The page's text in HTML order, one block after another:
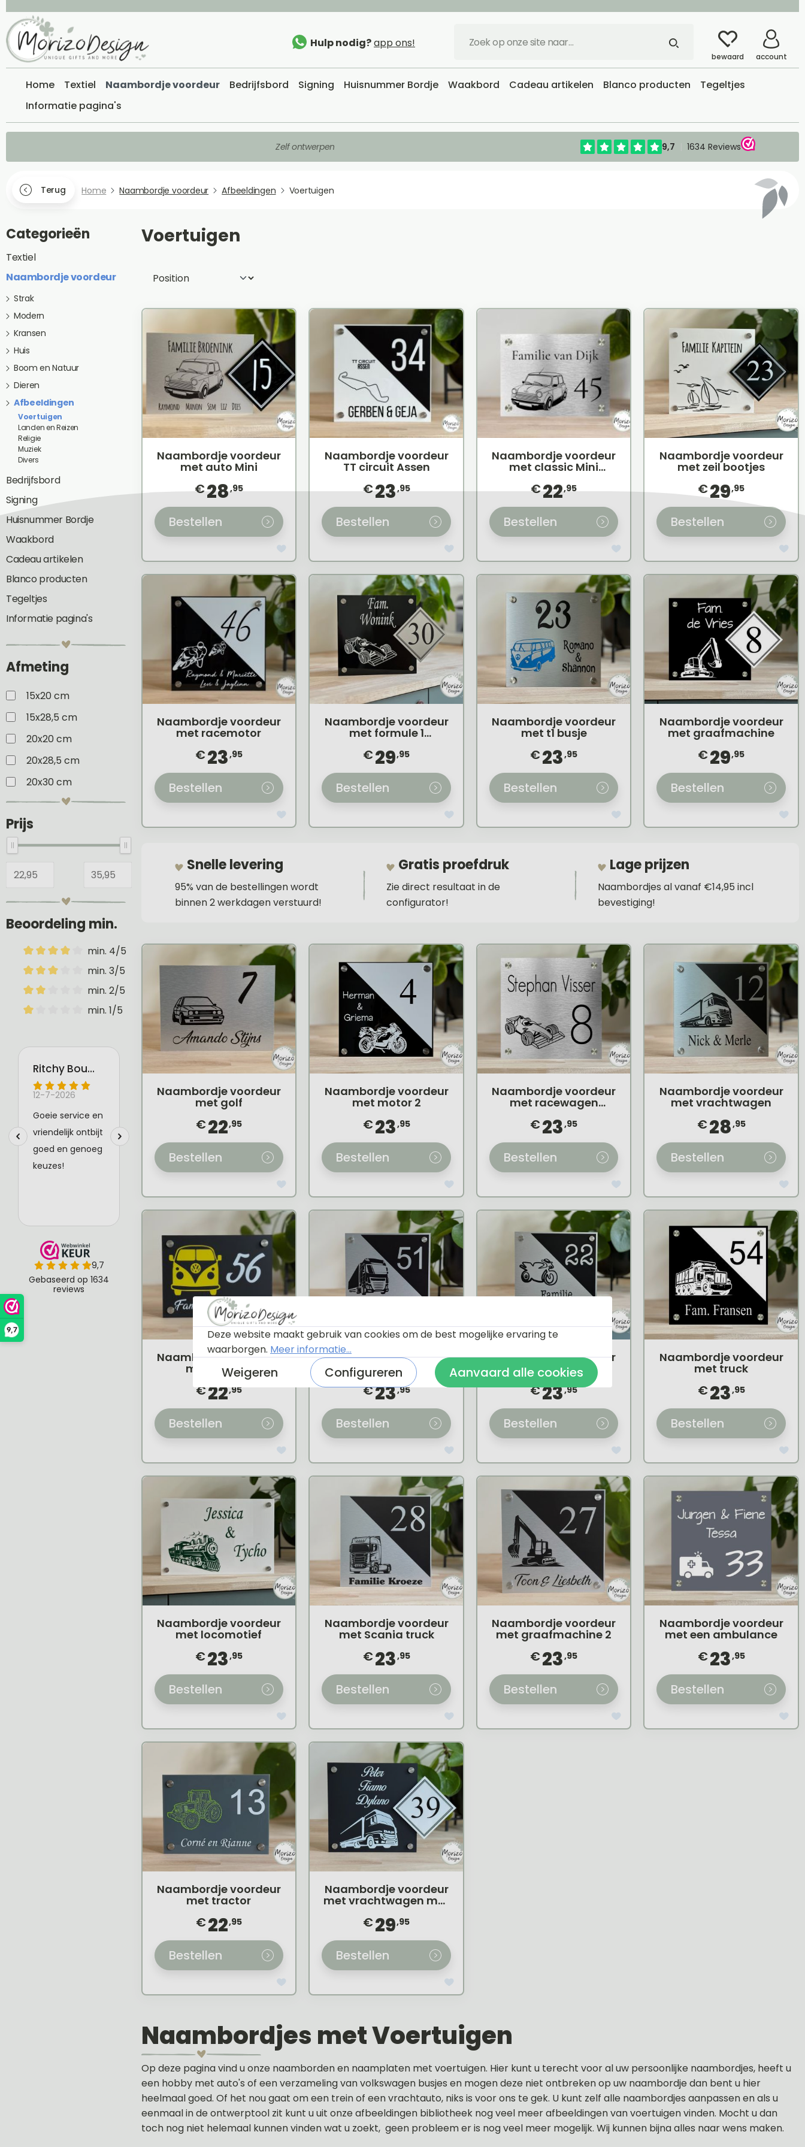
9,7
Hulp nodig?app ons!
bewaard account
Home Textiel Naambordje voordeur Bedrijfsbord Signing Huisnummer Bordje Waakbord Cadeau artikelen Blanco producten
Tegeltjes
Informatie pagina's
Zelf ontwerpen
Terug Home Naambordje voordeur Afbeeldingen Voertuigen
Categorieën
Textiel
Naambordje voordeur
Strak
Modern
Kransen
Huis
Boom en Natuur
Dieren
Afbeeldingen
Voertuigen
Landen en Reizen
Religie
Muziek
Divers
Bedrijfsbord
Signing
Huisnummer Bordje
Waakbord
Cadeau artikelen
Blanco producten
Tegeltjes
Informatie pagina's
Afmeting
15x20 cm
15x28,5 cm
20x20 cm
20x28,5 cm
20x30 cm
25x25 cm
Prijs
Beoordeling min.
min. 4/5
min. 3/5
min. 2/5
min. 1/5
Voertuigen
Naambordje voordeur
met auto Mini
€28,95
Bestellen
Naambordje voordeur
TT circuit Assen
€23,95
Bestellen
Naambordje voordeur
met classic Mini
€22,95
Bestellen
Naambordje voordeur
met zeil bootjes
€29,95
Bestellen
Naambordje voordeur
met racemotor
€23,95
Bestellen
Naambordje voordeur
met formule 1
€29,95
Bestellen
Naambordje voordeur
met t1 busje
€23,95
Bestellen
Naambordje voordeur
met graafmachine
€29,95
Bestellen
Snelle levering
95% van de bestellingen wordt
binnen 2 werkdagen verstuurd!
Gratis proefdruk
Zie direct resultaat in de
configurator!
Lage prijzen
Naambordjes al vanaf €14,95 incl
bevestiging!
Naambordje voordeur
met golf
€22,95
Bestellen
Naambordje voordeur
met motor 2
€23,95
Bestellen
Naambordje voordeur
met racewagen
formule 1
€23,95
Bestellen
Naambordje voordeur
met vrachtwagen
€28,95
Bestellen
Naambordje voordeur
met t1 busje
€22,95
Bestellen
Naambordje voordeur
met DAF vrachtwagen
€23,95
Bestellen
Naambordje voordeur
met motor
€23,95
Bestellen
Naambordje voordeur
met truck
€23,95
Bestellen
Naambordje voordeur
met locomotief
€23,95
Bestellen
Naambordje voordeur
met Scania truck
€23,95
Bestellen
Naambordje voordeur
met graafmachine 2
€23,95
Bestellen
Naambordje voordeur
met een ambulance
€23,95
Bestellen
Naambordje voordeur
met tractor
€22,95
Bestellen
Naambordje voordeur
met vrachtwagen met
apart huisnummer
€29,95
Bestellen
Naambordjes met Voertuigen
Op deze pagina vind u onze naamborden en naamplaten met voertuigen. Hier kunt u terecht voor al uw persoonlijke naambordjes, heeft u
een hobby met auto's of een verzameling van volkswagen busjes en mogen deze niet ontbreken op uw naambordje dan bent u hier
heelmaal goed. Of het nou gaat om een trein of een vrachtauto, niks is voor ons te gek. U kunt zelf alle naambordjes aanpassen en als u
eenmaal in de ontwerptool zit kunt u uit onze afbeeldingen bibliotheek nog veel meer afbeeldingen van voertuigen vinden. Mocht u dan
toch nog niet helemaal kunnen vinden wat u zoekt, geen probleem er is nog veel meer mogelijk. Wij kunnen bijna alles naar wens maken.
Deze website maakt gebruik van cookies om de best mogelijke ervaring te
waarborgen. Meer informatie...
Weigeren Configureren Aanvaard alle cookies